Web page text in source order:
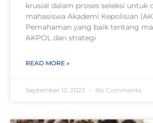
krusial dalam proses seleksi untuk
mahasiswa Akademi Kepolisian
Pemahaman yang baik tentang
AKPOL dan strategi
READ MORE »
September 13, 2023 No Comments